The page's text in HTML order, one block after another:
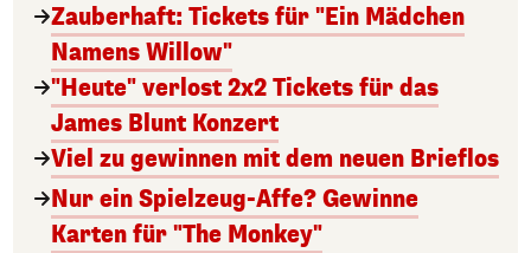
Zauberhaft: Tickets für "Ein Mädchen
Namens Willow"
"Heute" verlost 2x2 Tickets für das
James Blunt Konzert
Viel zu gewinnen mit dem neuen Brieflos
Nur ein Spielzeug-Affe? Gewinne
Karten für "The Monkey"